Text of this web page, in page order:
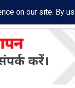
Policy Disclaimer